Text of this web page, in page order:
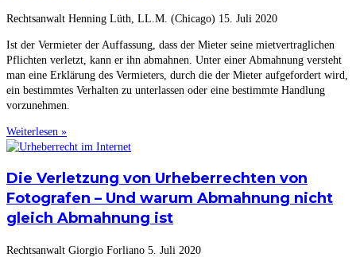
Rechtsanwalt Henning Lüth, LL.M. (Chicago) 15. Juli 2020
Ist der Vermieter der Auffassung, dass der Mieter seine mietvertraglichen
Pflichten verletzt, kann er ihn abmahnen. Unter einer Abmahnung versteht
man eine Erklärung des Vermieters, durch die der Mieter aufgefordert wird,
ein bestimmtes Verhalten zu unterlassen oder eine bestimmte Handlung
vorzunehmen.
Weiterlesen »
Die Verletzung von Urheberrechten von
Fotografen – Und warum Abmahnung nicht
gleich Abmahnung ist
Rechtsanwalt Giorgio Forliano 5. Juli 2020